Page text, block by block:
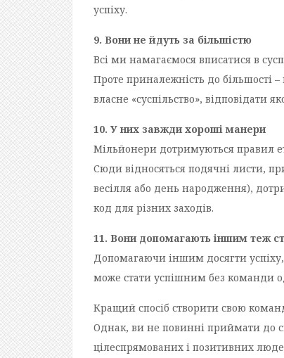
успіху.
9. Вони не йдуть за більшістю
Всі ми намагаємося вписатися в
Проте приналежність до більшості
власне «суспільство», відповідати
10. У них завжди хороші манери
Мільйонери дотримуються правил
Сюди відносяться подячні листи,
весілля або день народження),
код для різних заходів.
11. Вони допомагають іншим теж
Допомагаючи іншим досягти успіху,
може стати успішним без команди
Кращий спосіб створити свою
Однак, ви не повинні приймати до
цілеспрямованих і позитивних